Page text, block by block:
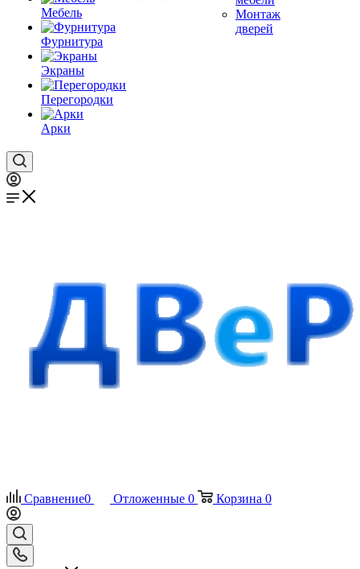
Мебель
Фурнитура
Экраны
Перегородки
Арки
Монтаж
дверей
Сравнение0 Отложенные 0 Корзина 0